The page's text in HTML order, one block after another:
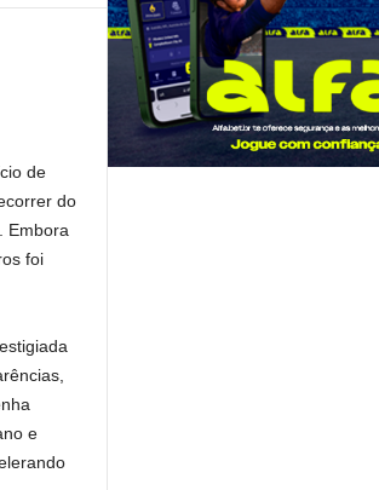
de
do
Embora
foi
e